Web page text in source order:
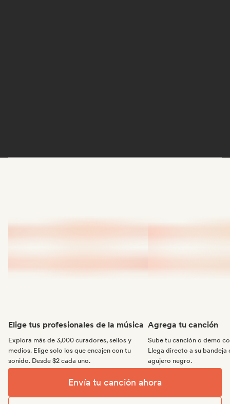
Elige tus profesionales de la música
Explora más de 3,000 curadores, sellos y
medios. Elige solo los que encajen con tu
sonido. Desde $2 cada uno.
Agrega tu canción
Sube tu canción o demo
Llega directo a su bandeja
agujero negro.
Envía tu canción ahora